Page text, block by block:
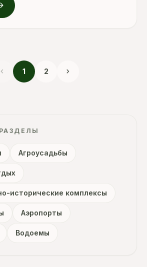
chevron_left 1 2 chevron_right
Агроусадьбы
исторические комплексы
Аэропорты
Водоемы